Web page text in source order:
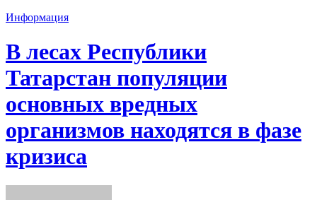
Информация
В лесах Республики
Татарстан популяции
основных вредных
организмов находятся в фазе
кризиса